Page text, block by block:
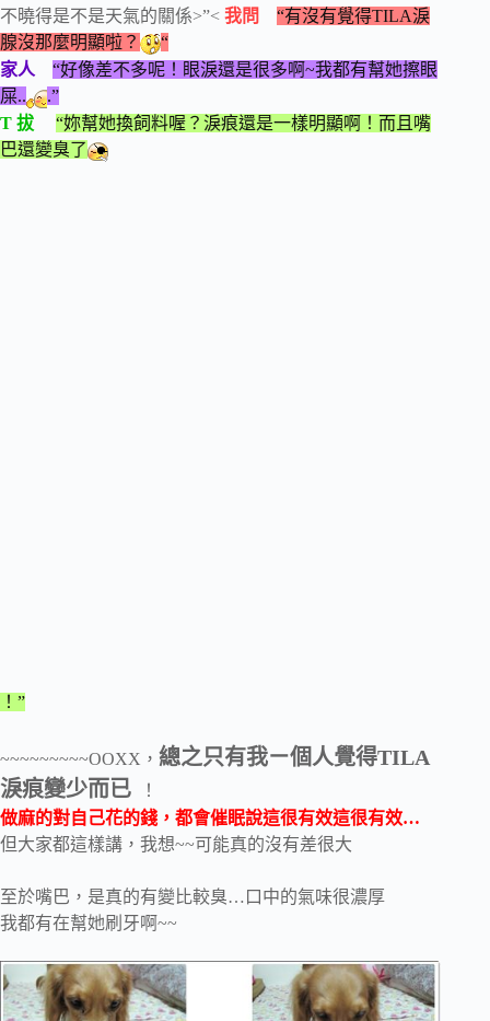
不曉得是不是天氣的關係>”< 我問 “有沒有覺得TILA淚
腺沒那麼明顯啦？
“
家人 “好像差不多呢！眼淚還是很多啊~我都有幫她擦眼
屎..
.”
T 拔 “妳幫她換飼料喔？淚痕還是一樣明顯啊！而且嘴
巴還變臭了
！”
~~~~~~~~~OOXX， 總之只有我ㄧ個人覺得TILA
淚痕變少而已 ！
做麻的對自己花的錢，都會催眠說這很有效這很有效…
但大家都這樣講，我想~~可能真的沒有差很大
至於嘴巴，是真的有變比較臭…口中的氣味很濃厚
我都有在幫她刷牙啊~~